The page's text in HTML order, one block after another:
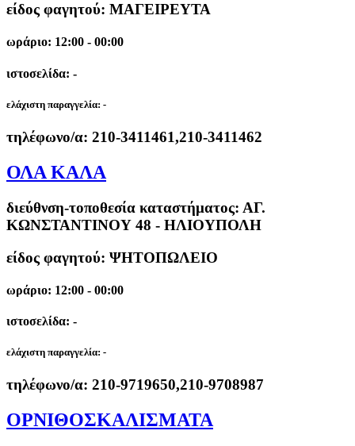
είδος φαγητού: ΜΑΓΕΙΡΕΥΤΑ
ωράριο: 12:00 - 00:00
ιστοσελίδα: -
ελάχιστη παραγγελία: -
τηλέφωνο/α: 210-3411461,210-3411462
ΟΛΑ ΚΑΛΑ
διεύθνση-τοποθεσία καταστήματος: ΑΓ.
ΚΩΝΣΤΑΝΤΙΝΟΥ 48 - ΗΛΙΟΥΠΟΛΗ
είδος φαγητού: ΨΗΤΟΠΩΛΕΙΟ
ωράριο: 12:00 - 00:00
ιστοσελίδα: -
ελάχιστη παραγγελία: -
τηλέφωνο/α: 210-9719650,210-9708987
ΟΡΝΙΘΟΣΚΑΛΙΣΜΑΤΑ